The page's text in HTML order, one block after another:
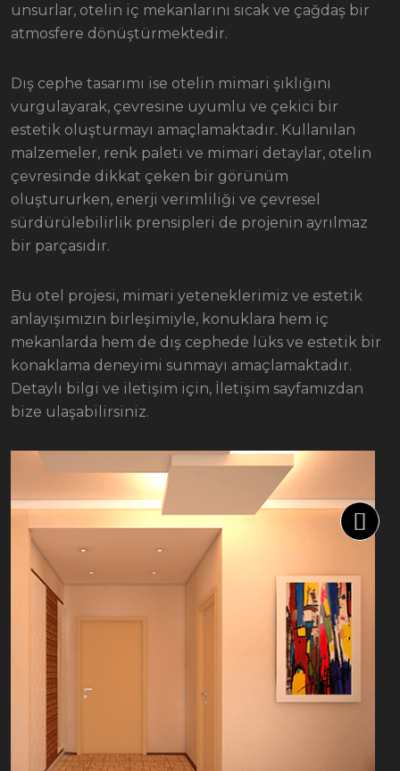
unsurlar, otelin iç mekanlarını sıcak ve çağdaş bir
atmosfere dönüştürmektedir.
Dış cephe tasarımı ise otelin mimari şıklığını
vurgulayarak, çevresine uyumlu ve çekici bir
estetik oluşturmayı amaçlamaktadır. Kullanılan
malzemeler, renk paleti ve mimari detaylar, otelin
çevresinde dikkat çeken bir görünüm
oluştururken, enerji verimliliği ve çevresel
sürdürülebilirlik prensipleri de projenin ayrılmaz
bir parçasıdır.
Bu otel projesi, mimari yeteneklerimiz ve estetik
anlayışımızın birleşimiyle, konuklara hem iç
mekanlarda hem de dış cephede lüks ve estetik bir
konaklama deneyimi sunmayı amaçlamaktadır.
Detaylı bilgi ve iletişim için, İletişim sayfamızdan
bize ulaşabilirsiniz.